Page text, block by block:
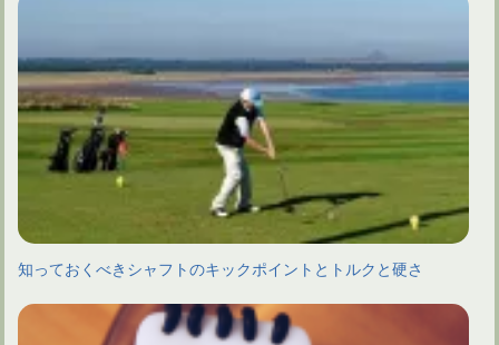
知っておくべきシャフトのキックポイントとトルクと硬さ